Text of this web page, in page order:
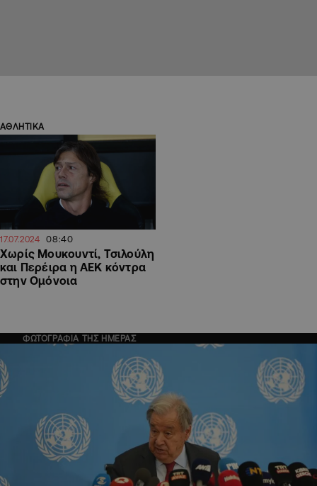
ΑΘΛΗΤΙΚΑ
17.07.2024 08:40
Χωρίς Μουκουντί, Τσιλούλη
και Περέιρα η ΑΕΚ κόντρα
στην Ομόνοια
ΦΩΤΟΓΡΑΦΙΑ ΤΗΣ ΗΜΕΡΑΣ